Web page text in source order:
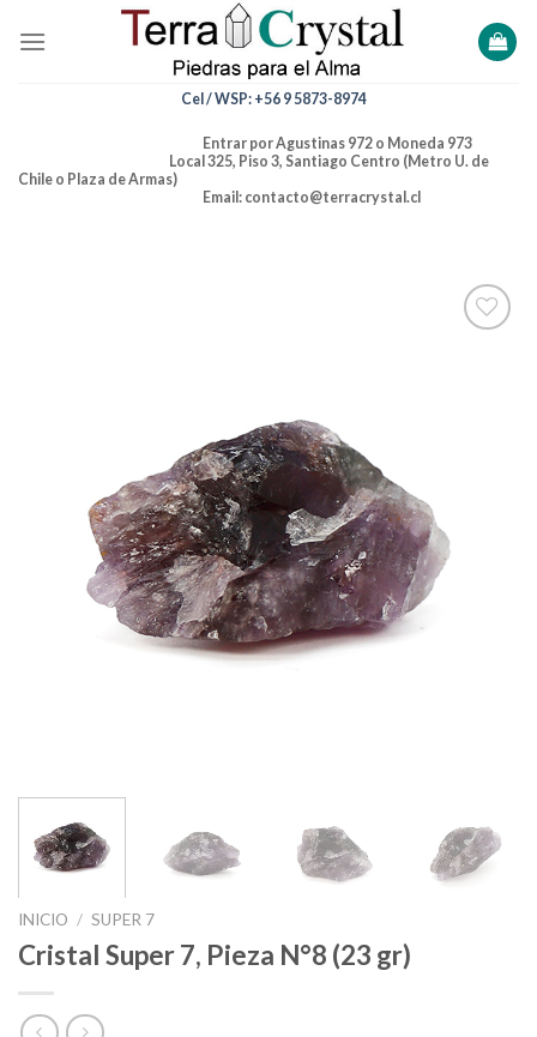
Cel / WSP: +56 9 5873-8974
Entrar por Agustinas 972 o Moneda 973
Local 325, Piso 3, Santiago Centro (Metro U. de
Chile o Plaza de Armas)
Email: contacto@terracrystal.cl
INICIO / SUPER 7
Cristal Super 7, Pieza N°8 (23 gr)